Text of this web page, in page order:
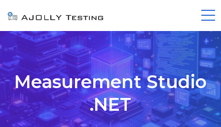
Measurement Studio
.NET